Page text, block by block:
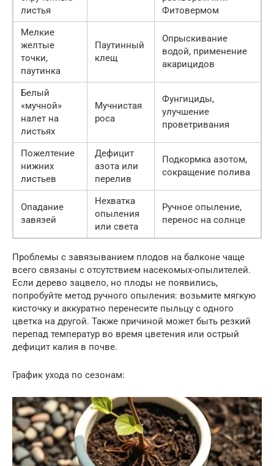
листья
Фитовермом
Мелкие
желтые
точки,
паутинка
Паутинный
клещ
Опрыскивание
водой, применение
акарицидов
Белый
«мучной»
налет на
листьях
Мучнистая
роса
Фунгициды,
улучшение
проветривания
Пожелтение
нижних
листьев
Дефицит
азота или
перелив
Подкормка азотом,
сокращение полива
Опадание
завязей
Нехватка
опыления
или света
Ручное опыление,
перенос на солнце
Проблемы с завязыванием плодов на балконе чаще
всего связаны с отсутствием насекомых-опылителей.
Если дерево зацвело, но плоды не появились,
попробуйте метод ручного опыления: возьмите мягкую
кисточку и аккуратно перенесите пыльцу с одного
цветка на другой. Также причиной может быть резкий
перепад температур во время цветения или острый
дефицит калия в почве.
График ухода по сезонам: